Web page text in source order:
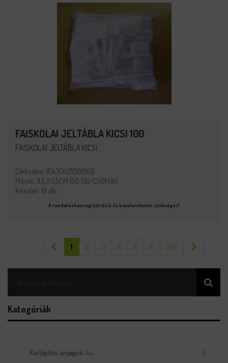
FAISKOLAI JELTÁBLA KICSI 100
FAISKOLAI JELTÁBLA KICSI
Cikkszám: IFAJEKIZ1000100
Méret: 3,5 X 5,5CM 100 DB/CSOMAG
Készlet: 61 db
A rendeléshez regisztráció és bejelentkezés szükséges!
1 2 3 4 5 6 267
Kategóriák
Kertépítési anyagok (44)